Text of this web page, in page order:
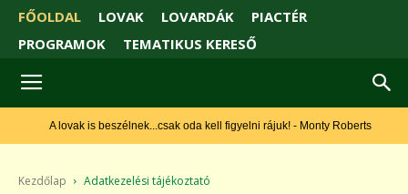
FŐOLDAL LOVAK LOVARDÁK
PIACTÉR
PROGRAMOK
TEMATIKUS KERESŐ
A lovak is beszélnek...csak oda kell figyelni rájuk! - Monty Roberts
Kezdőlap Adatkezelési tájékoztató